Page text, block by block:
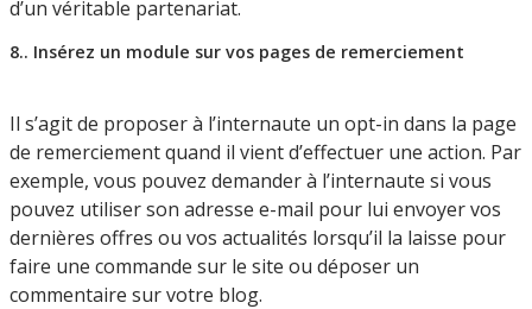
d’un véritable partenariat.
8.. Insérez un module sur vos pages de remerciement
Il s’agit de proposer à l’internaute un opt-in dans la page
de remerciement quand il vient d’effectuer une action. Par
exemple, vous pouvez demander à l’internaute si vous
pouvez utiliser son adresse e-mail pour lui envoyer vos
dernières offres ou vos actualités lorsqu’il la laisse pour
faire une commande sur le site ou déposer un
commentaire sur votre blog.